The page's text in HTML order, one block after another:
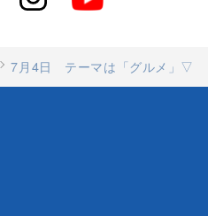
7月4日 テーマは「グルメ」▽記